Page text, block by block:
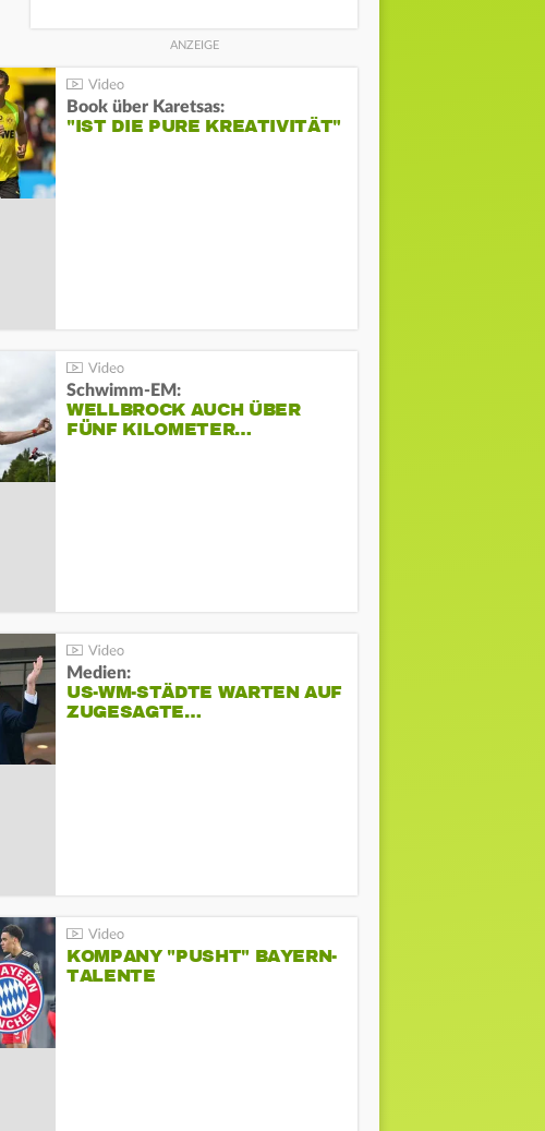
Book über Karetsas:
"IST DIE PURE KREATIVITÄT"
Schwimm-EM:
WELLBROCK AUCH ÜBER
FÜNF KILOMETER…
Medien:
US-WM-STÄDTE WARTEN AUF
ZUGESAGTE…
KOMPANY "PUSHT" BAYERN-
TALENTE